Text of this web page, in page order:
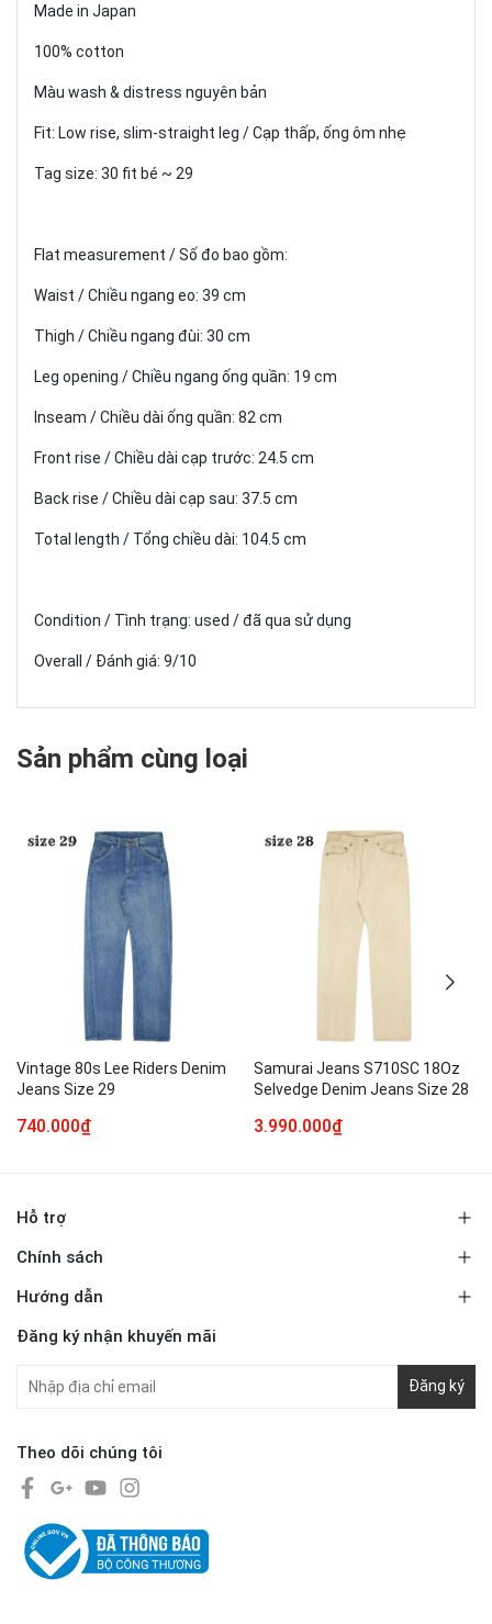
Made in Japan
100% cotton
Màu wash & distress nguyên bản
Fit: Low rise, slim-straight leg / Cạp thấp, ống ôm nhẹ
Tag size: 30 fit bé ~ 29
Flat measurement / Số đo bao gồm:
Waist / Chiều ngang eo: 39 cm
Thigh / Chiều ngang đùi: 30 cm
Leg opening / Chiều ngang ống quần: 19 cm
Inseam / Chiều dài ống quần: 82 cm
Front rise / Chiều dài cạp trước: 24.5 cm
Back rise / Chiều dài cạp sau: 37.5 cm
Total length / Tổng chiều dài: 104.5 cm
Condition / Tình trạng: used / đã qua sử dụng
Overall / Đánh giá: 9/10
Sản phẩm cùng loại
Vintage 80s Lee Riders Denim
Jeans Size 29
740.000₫
Samurai Jeans S710SC 18Oz
Selvedge Denim Jeans Size 28
3.990.000₫
Hỗ trợ
Chính sách
Hướng dẫn
Đăng ký nhận khuyến mãi
Đăng ký
Theo dõi chúng tôi